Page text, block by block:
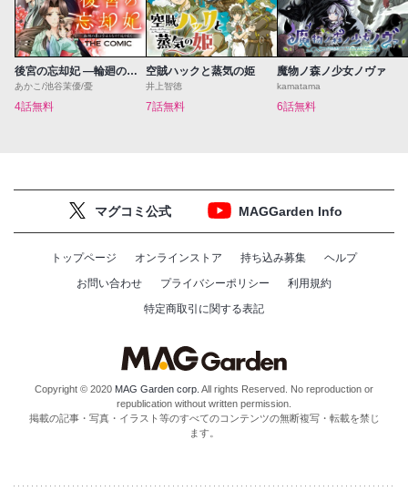
後宮の忘却妃 ―輪廻の華は官女となりて返り咲く― THE COMIC
あかこ/池谷茉優/憂
4話無料
空賊ハックと蒸気の姫
井上智徳
7話無料
魔物ノ森ノ少女ノヴァ
kamatama
6話無料
マグコミ公式 MAGGarden Info
トップページ オンラインストア 持ち込み募集
ヘルプ
お問い合わせ
プライバシーポリシー
利用規約
特定商取引に関する表記
Copyright © 2020 MAG Garden corp. All rights Reserved. No reproduction or
republication without written permission.
掲載の記事・写真・イラスト等のすべてのコンテンツの無断複写・転載を禁じ
ます。